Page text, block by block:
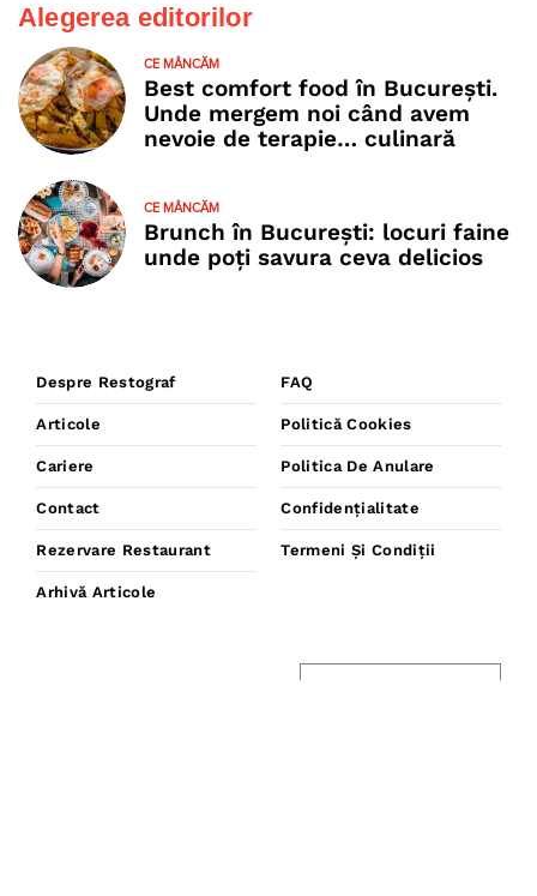
Alegerea editorilor
CE MÂNCĂM
Best comfort food în București.
Unde mergem noi când avem
nevoie de terapie… culinară
CE MÂNCĂM
Brunch în București: locuri faine
unde poţi savura ceva delicios
Despre Restograf
Articole
Cariere
Contact
Rezervare Restaurant
Arhivă Articole
FAQ
Politică Cookies
Politica De Anulare
Confidențialitate
Termeni Și Condiții